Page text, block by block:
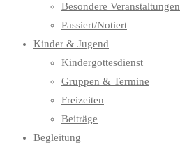
Besondere Veranstaltungen
Passiert/Notiert
Kinder & Jugend
Kindergottesdienst
Gruppen & Termine
Freizeiten
Beiträge
Begleitung